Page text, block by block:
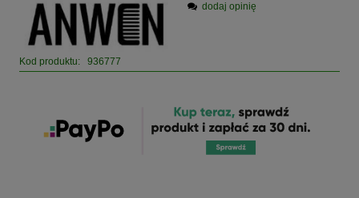
Kod produktu: 936777
dodaj opinię